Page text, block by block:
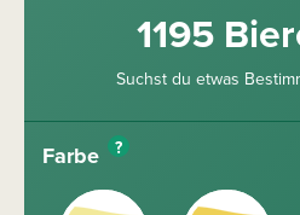
1195
Suchst du etwas
Farbe ?